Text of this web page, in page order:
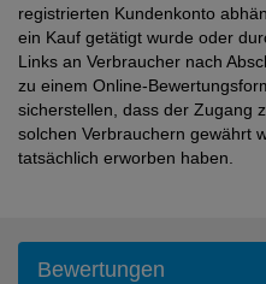
registrierten Kundenkonto
ein Kauf getätigt wurde oder
Links an Verbraucher nach
zu einem Online-
sicherstellen, dass der Zugang
solchen Verbrauchern gewährt
tatsächlich erworben haben.
Bewertungen